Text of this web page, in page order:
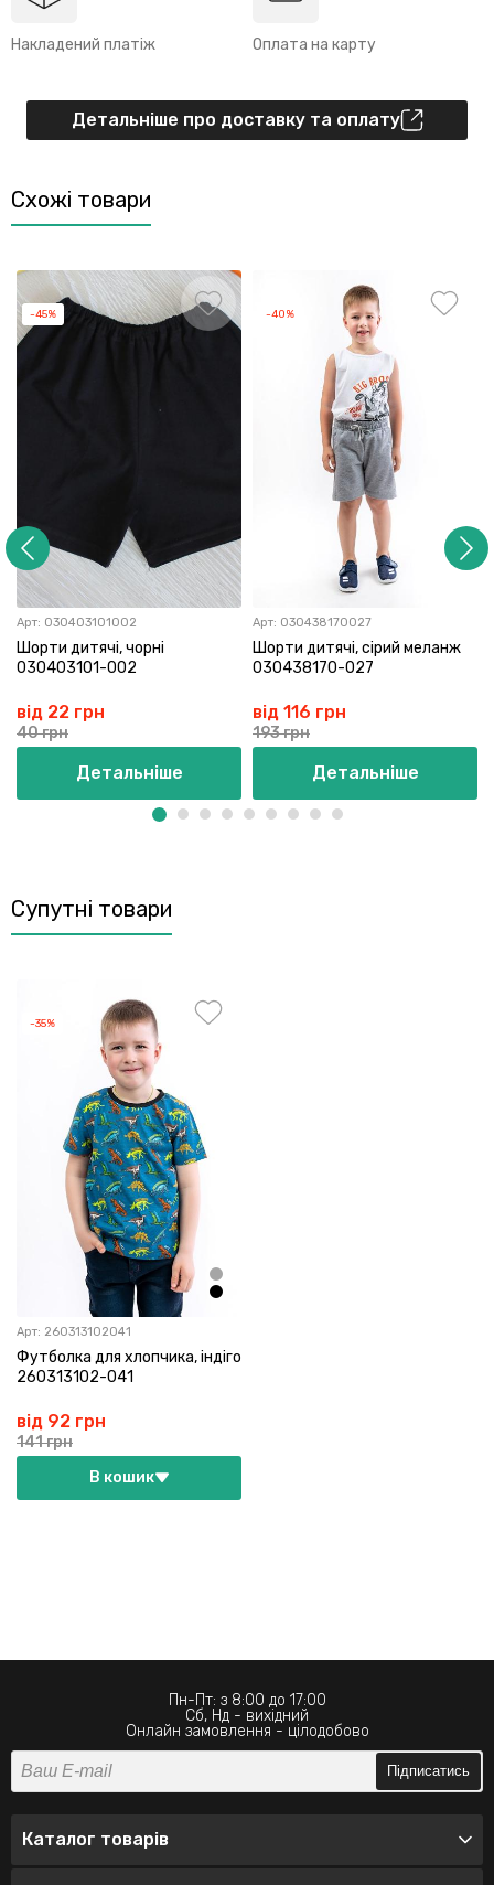
Накладений платіж Оплата на карту
Детальніше про доставку та оплату
Схожі товари
-45%
Арт: 030403101002
Шорти дитячі, чорні
030403101-002
від 22 грн
40 грн
Детальніше
-40%
Арт: 030438170027
Шорти дитячі, сірий меланж
030438170-027
від 116 грн
193 грн
Детальніше
Супутні товари
-35%
Арт: 260313102041
Футболка для хлопчика, індіго
260313102-041
від 92 грн
141 грн
В кошик
Пн-Пт: з 8:00 до 17:00
Сб, Нд - вихідний
Онлайн замовлення - цілодобово
Підписатись
Каталог товарів